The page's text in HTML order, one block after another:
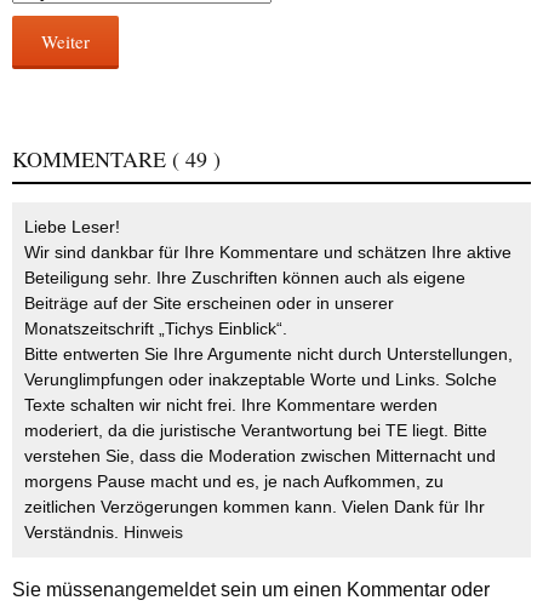
Weiter
KOMMENTARE ( 49 )
Liebe Leser!
Wir sind dankbar für Ihre Kommentare und schätzen Ihre aktive
Beteiligung sehr. Ihre Zuschriften können auch als eigene
Beiträge auf der Site erscheinen oder in unserer
Monatszeitschrift „Tichys Einblick“.
Bitte entwerten Sie Ihre Argumente nicht durch Unterstellungen,
Verunglimpfungen oder inakzeptable Worte und Links. Solche
Texte schalten wir nicht frei. Ihre Kommentare werden
moderiert, da die juristische Verantwortung bei TE liegt. Bitte
verstehen Sie, dass die Moderation zwischen Mitternacht und
morgens Pause macht und es, je nach Aufkommen, zu
zeitlichen Verzögerungen kommen kann. Vielen Dank für Ihr
Verständnis. Hinweis
Sie müssenangemeldetsein um einen Kommentar oder